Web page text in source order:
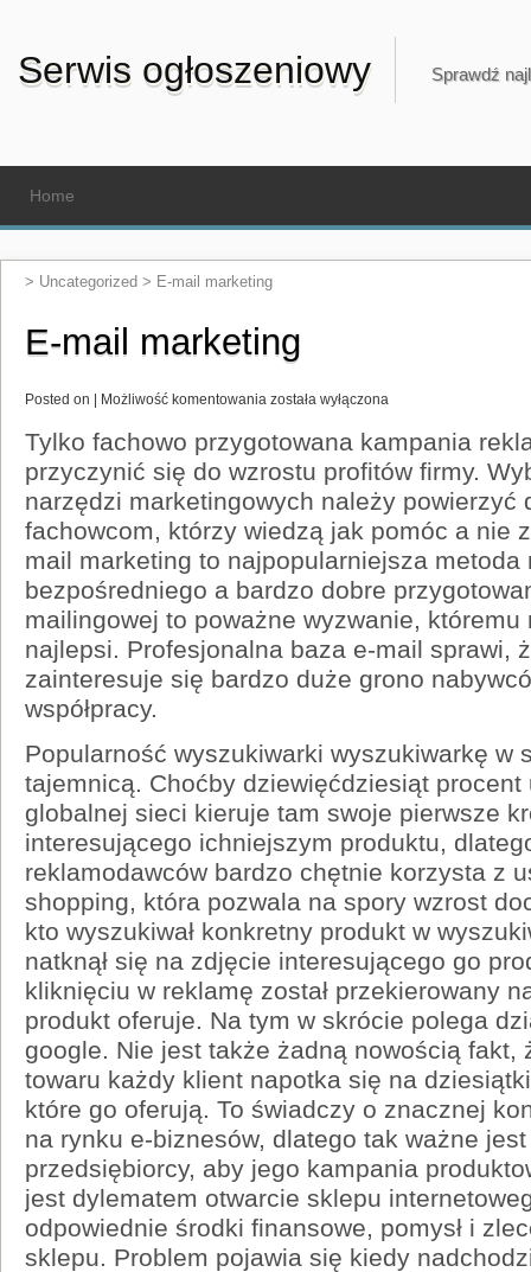
Serwis ogłoszeniowy Sprawdź
Home
> Uncategorized > E-mail marketing
E-mail marketing
Posted on | Możliwość komentowania E-
została wyłączona
Tylko fachowo przygotowana kampania
przyczynić się do wzrostu profitów firmy.
narzędzi marketingowych należy powierzyć
fachowcom, którzy wiedzą jak pomóc a nie
mail marketing to najpopularniejsza metoda
bezpośredniego a bardzo dobre
mailingowej to poważne wyzwanie, któremu
najlepsi. Profesjonalna baza e-mail sprawi,
zainteresuje się bardzo duże grono
współpracy.
Popularność wyszukiwarki wyszukiwarkę w
tajemnicą. Choćby dziewięćdziesiąt procent
globalnej sieci kieruje tam swoje pierwsze
interesującego ichniejszym produktu,
reklamodawców bardzo chętnie korzysta z
shopping, która pozwala na spory wzrost
kto wyszukiwał konkretny produkt w
natknął się na zdjęcie interesującego go
kliknięciu w reklamę został przekierowany
produkt oferuje. Na tym w skrócie polega
google. Nie jest także żadną nowością fakt,
towaru każdy klient napotka się na
które go oferują. To świadczy o znacznej
na rynku e-biznesów, dlatego tak ważne
przedsiębiorcy, aby jego kampania
jest dylematem otwarcie sklepu
odpowiednie środki finansowe, pomysł i
sklepu. Problem pojawia się kiedy